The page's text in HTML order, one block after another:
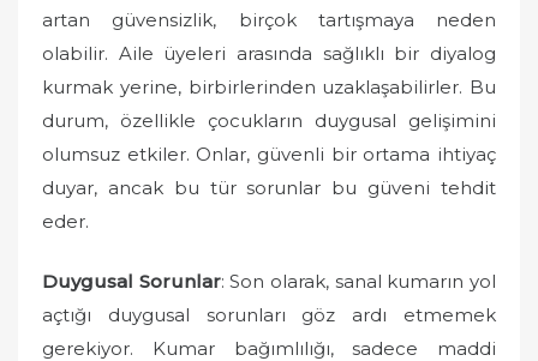
artan güvensizlik, birçok tartışmaya neden
olabilir. Aile üyeleri arasında sağlıklı bir diyalog
kurmak yerine, birbirlerinden uzaklaşabilirler. Bu
durum, özellikle çocukların duygusal gelişimini
olumsuz etkiler. Onlar, güvenli bir ortama ihtiyaç
duyar, ancak bu tür sorunlar bu güveni tehdit
eder.
Duygusal Sorunlar: Son olarak, sanal kumarın yol
açtığı duygusal sorunları göz ardı etmemek
gerekiyor. Kumar bağımlılığı, sadece maddi